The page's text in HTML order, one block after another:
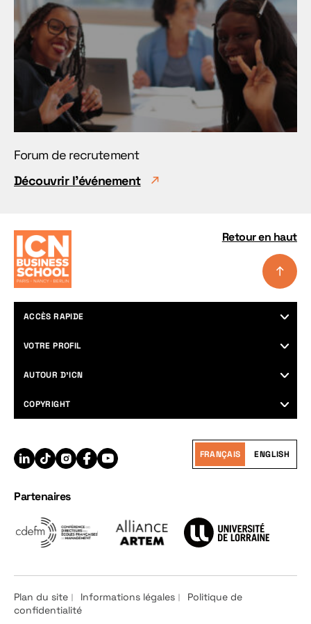
Forum de recrutement
Découvrir l'événement
ACCÈS RAPIDE
Programmes
Career center
Recherche
Devenir partenaire
VOTRE PROFIL
Futurs étudiants
Entreprises
AUTOUR D’ICN
Agenda
Soutenir ICN
Recrutement
COPYRIGHT
Informations légales
Politique de confidentialité
FRANÇAIS ENGLISH
Retour en haut
Partenaires
Plan du site Informations légales
Politique de
confidentialité